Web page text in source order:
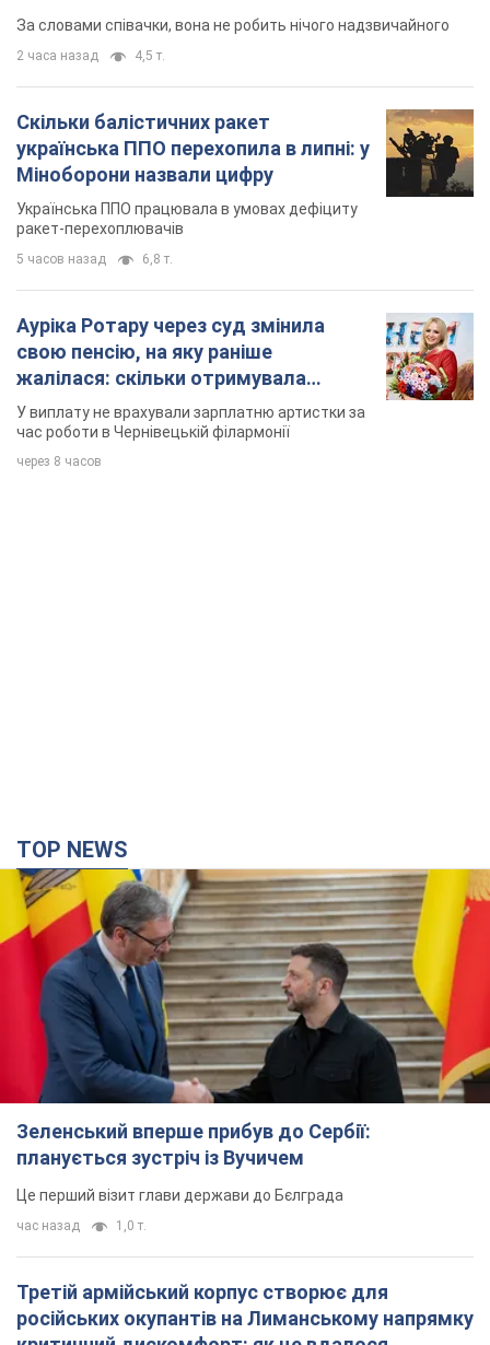
За словами співачки, вона не робить нічого надзвичайного
2 часа назад 4,5 т.
Скільки балістичних ракет
українська ППО перехопила в липні: у
Міноборони назвали цифру
Українська ППО працювала в умовах дефіциту
ракет-перехоплювачів
5 часов назад 6,8 т.
Ауріка Ротару через суд змінила
свою пенсію, на яку раніше
жалілася: скільки отримувала
співачка
У виплату не врахували зарплатню артистки за
час роботи в Чернівецькій філармонії
через 8 часов
TOP NEWS
Зеленський вперше прибув до Сербії:
планується зустріч із Вучичем
Це перший візит глави держави до Бєлграда
час назад 1,0 т.
Третій армійський корпус створює для
російських окупантів на Лиманському напрямку